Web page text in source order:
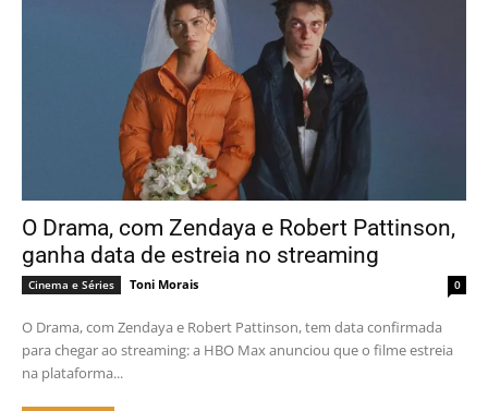
O Drama, com Zendaya e Robert Pattinson,
ganha data de estreia no streaming
Cinema e Séries Toni Morais 0
O Drama, com Zendaya e Robert Pattinson, tem data confirmada
para chegar ao streaming: a HBO Max anunciou que o filme estreia
na plataforma...